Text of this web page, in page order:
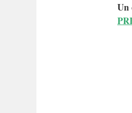
Un